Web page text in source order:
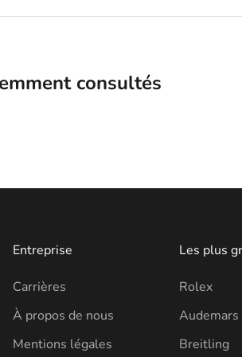
consultés
Entreprise
Carrières
À propos de nous
Mentions légales
Les plus
Rolex
Breitling